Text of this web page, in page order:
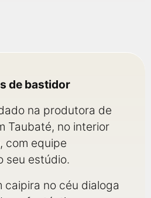
de bastidor
na produtora de
Taubaté, no interior
com equipe
seu estúdio.
caipira no céu dialoga